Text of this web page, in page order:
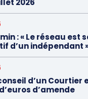
2026
: « Le réseau est
d’un indépendant
d’un Courtier
d’amende